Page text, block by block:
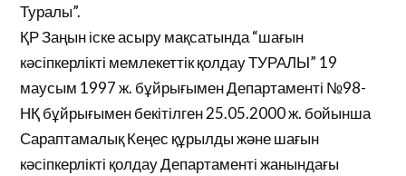
Туралы”.
ҚР Заңын іске асыру мақсатында “шағын
кәсіпкерлікті мемлекеттік қолдау ТУРАЛЫ” 19
маусым 1997 ж. бұйрығымен Департаменті №98-
НҚ бұйрығымен бекітілген 25.05.2000 ж. бойынша
Сараптамалық Кеңес құрылды және шағын
кәсіпкерлікті қолдау Департаменті жанындағы